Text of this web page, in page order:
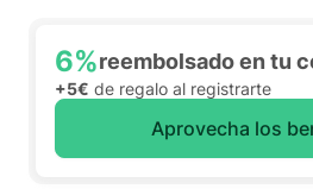
6%reembolsado en tu
+5€ de regalo al registrarte
Aprovecha los